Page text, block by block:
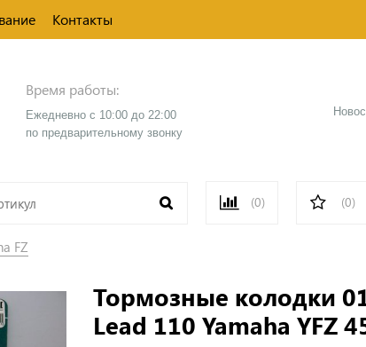
Контакты
Время работы:
Ежедневно с 10:00 до 22:00
​по предварительному звонку
(0) (0)
FZ
Тормозные колодки
Lead 110 Yamaha YFZ